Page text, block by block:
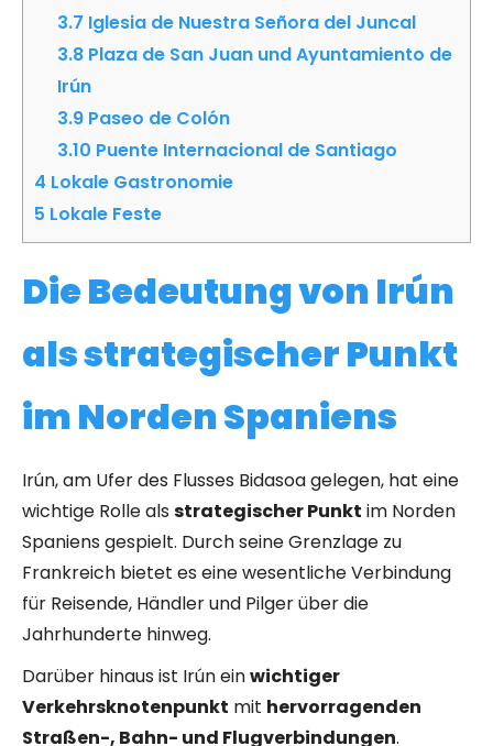
3.7 Iglesia de Nuestra Señora del Juncal
3.8Plaza de San Juan und Ayuntamiento de
Irún
3.9Paseo de Colón
3.10 Puente Internacional de Santiago
4 Lokale Gastronomie
5 Lokale Feste
Die Bedeutung von Irún
als strategischer Punkt
im Norden Spaniens
Irún, am Ufer des Flusses Bidasoa gelegen, hat eine
wichtige Rolle als strategischer Punkt im Norden
Spaniens gespielt. Durch seine Grenzlage zu
Frankreich bietet es eine wesentliche Verbindung
für Reisende, Händler und Pilger über die
Jahrhunderte hinweg.
Darüber hinaus ist Irún einwichtiger
Verkehrsknotenpunkt mit hervorragenden
Straßen-, Bahn- und Flugverbindungen.